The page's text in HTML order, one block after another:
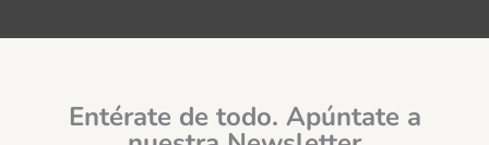
Entérate de todo. Apúntate a